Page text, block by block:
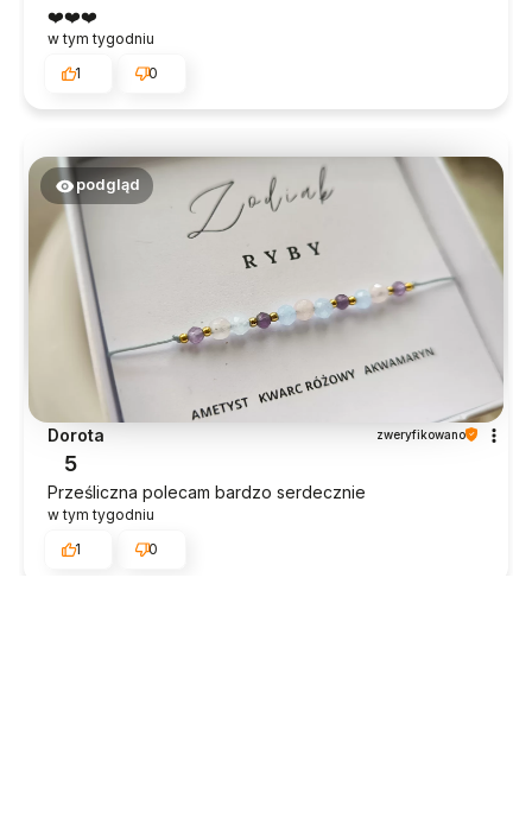
❤️❤️❤️
w tym tygodniu
1
0
podgląd
Dorota zweryfikowano
5
Prześliczna polecam bardzo serdecznie
w tym tygodniu
1
0